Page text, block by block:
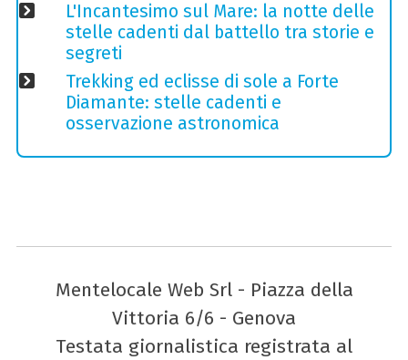
L'Incantesimo sul Mare: la notte delle
stelle cadenti dal battello tra storie e
segreti
Trekking ed eclisse di sole a Forte
Diamante: stelle cadenti e
osservazione astronomica
Mentelocale Web Srl - Piazza della
Vittoria 6/6 - Genova
Testata giornalistica registrata al